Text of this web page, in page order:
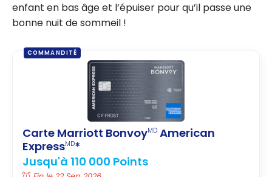
enfant en bas âge et l’épuiser pour qu’il passe une
bonne nuit de sommeil !
COMMANDITÉ
Carte Marriott BonvoyMD American
ExpressMD*
Jusqu'à 110 000 Points